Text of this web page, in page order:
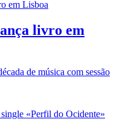
livro em
de música com sessão